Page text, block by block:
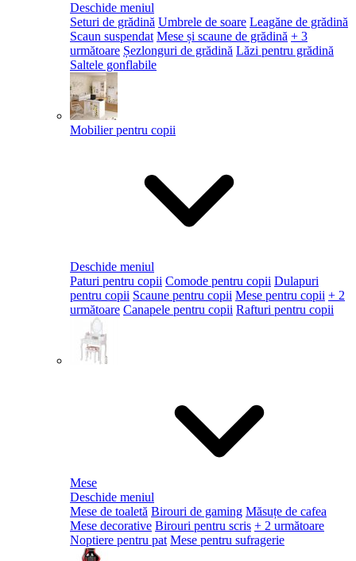
Deschide meniul
Seturi de grădină Umbrele de soare Leagăne de grădină
Scaun suspendat Mese și scaune de grădină + 3
următoare Șezlonguri de grădină Lăzi pentru grădină
Saltele gonflabile
Mobilier pentru copii
Deschide meniul
Paturi pentru copii Comode pentru copii Dulapuri
pentru copii Scaune pentru copii Mese pentru copii + 2
următoare Canapele pentru copii Rafturi pentru copii
Mese
Deschide meniul
Mese de toaletă Birouri de gaming Măsuțe de cafea
Mese decorative Birouri pentru scris + 2 următoare
Noptiere pentru pat Mese pentru sufragerie